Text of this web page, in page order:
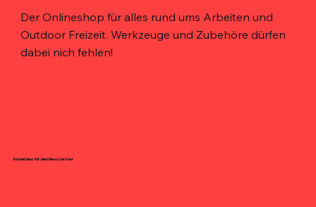
Der Onlineshop für alles rund ums Arbeiten und
Outdoor Freizeit. Werkzeuge und Zubehöre dürfen
dabei nich fehlen!
Anmelden für den Newsletter